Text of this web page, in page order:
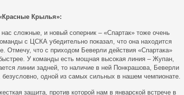
Крылья»:
сложные, и новый соперник – «Спартак» тоже очень
с ЦСКА убедительно показал, что она находится
Отмечу, что с приходом Беверли действия «Спартака»
У команды есть мощная высокая линия – Жупан,
линии задней, то наличие в ней Понкрашова, Беверли
безусловно, одной из самых сильных в нашем чемпионате.
защита, против которой нам в январской встрече в